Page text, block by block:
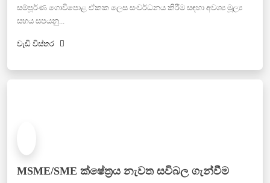
සම්පූර්ණ ගොවිපොළ ඒකක ලෙස සංවර්ධනය කිරීම සඳහා අවශ්‍ය මූල්‍ය
සහය සපයනු...
වැඩි විස්තර
MSME/SME ක්ෂේත්‍රය නැවත සවිබල ගැන්වීම